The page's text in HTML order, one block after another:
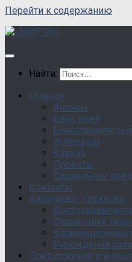
Перейти к содержанию
Найти:
Главная
Анонсы
Банк идей
Интервью
Кавказ
Проекты
Социальное
Контакты
Карачаево-Черкесия
Справочник
Коррекционные
Учреждения
Предложения и